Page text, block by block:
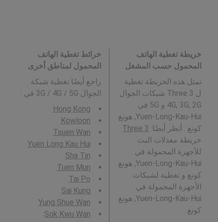
خريطة تغطية الهاتف
المحمول حسب المشغل
تمثل هذه الخريطة تغطية
ل 3 Three شبكات الجوال
4G, 3G, 2G و 5G في
Yuen-Long-Kau-Hui, هونغ
كونغ . أنظر أيضًا: 3 Three
خريطة معدلات البث
للأجهزة المحمولة في
Yuen-Long-Kau-Hui, هونغ
كونغ و تغطية لشبكات
الأجهزة المحمولة في
Yuen-Long-Kau-Hui, هونغ
كونغ.
خرائط تغطية الهاتف
المحمول لمناطق أخرى
راجع أيضًا تغطية شبكة
الجوال 3G / 4G / 5G في
:
Hong Kong
Kowloon
Tsuen Wan
Yuen Long Kau Hui
Sha Tin
Tuen Mun
Tai Po
Sai Kung
Yung Shue Wan
Sok Kwu Wan